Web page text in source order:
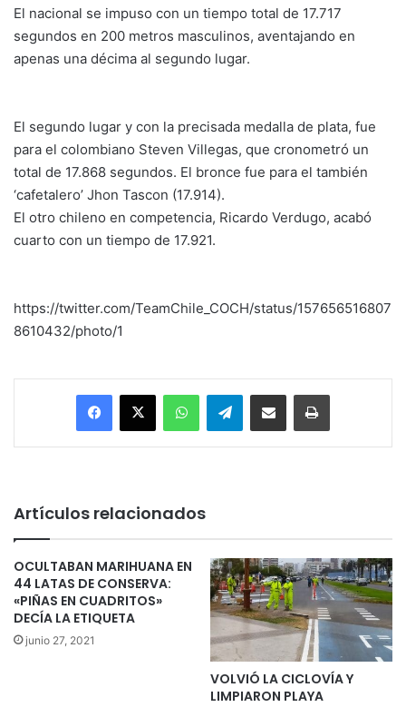
El nacional se impuso con un tiempo total de 17.717
segundos en 200 metros masculinos, aventajando en
apenas una décima al segundo lugar.
El segundo lugar y con la precisada medalla de plata, fue
para el colombiano Steven Villegas, que cronometró un
total de 17.868 segundos. El bronce fue para el también
‘cafetalero’ Jhon Tascon (17.914).
El otro chileno en competencia, Ricardo Verdugo, acabó
cuarto con un tiempo de 17.921.
https://twitter.com/TeamChile_COCH/status/157656516807
8610432/photo/1
Facebook
X WhatsAppTelegramEnviar vía email Imprimir
Artículos relacionados
OCULTABAN MARIHUANA EN
44 LATAS DE CONSERVA:
«PIÑAS EN CUADRITOS»
DECÍA LA ETIQUETA
junio 27, 2021
VOLVIÓ LA CICLOVÍA Y
LIMPIARON PLAYA